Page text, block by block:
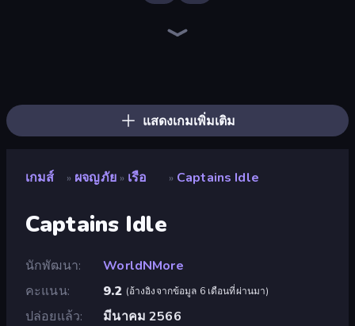
แสดงเกมเพิ่มเติม
เกมส์ » ผจญภัย » เรือ » Captains Idle
Captains Idle
นักพัฒนา
WorldNMore
คะแนน
9.2 (อ้างอิงจากข้อมูล 6 เดือนที่ผ่านมา)
ปล่อยแล้ว
มีนาคม 2566